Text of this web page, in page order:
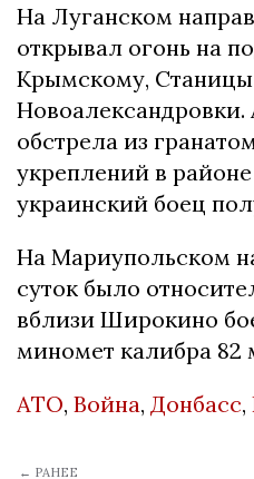
На Луганском
открывал огонь на
Крымскому, Станицы
Новоалександровки.
обстрела из
укреплений в
украинский боец
На Мариупольском
суток было
вблизи Широкино
миномет калибра 82
АТО, Война, Донбасс,
← РАНЕЕ